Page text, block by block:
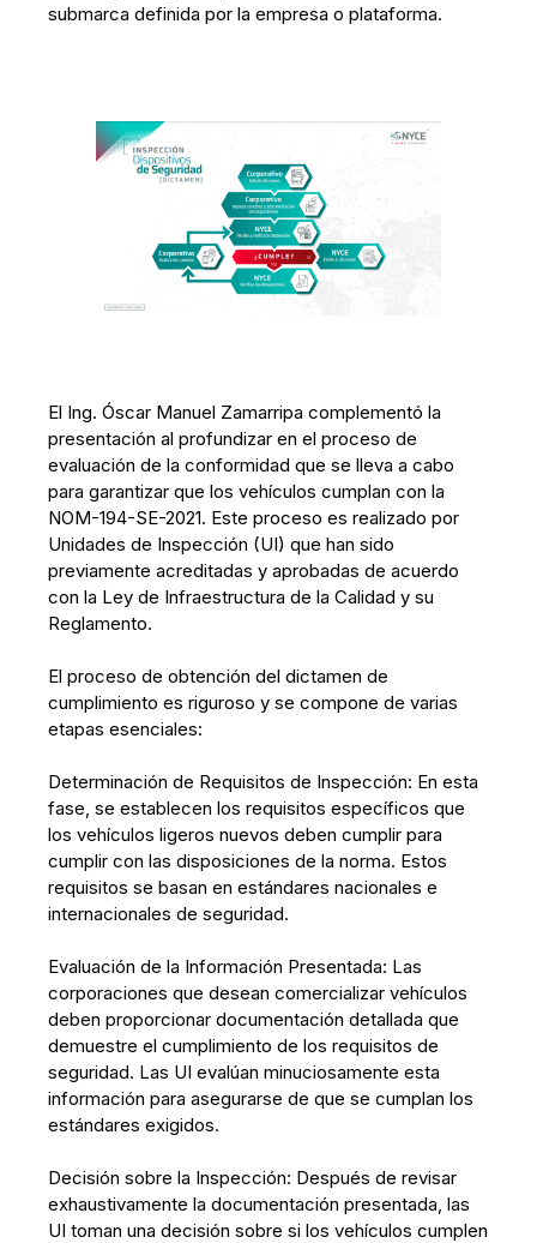
submarca definida por la empresa o plataforma.
El Ing. Óscar Manuel Zamarripa complementó la
presentación al profundizar en el proceso de
evaluación de la conformidad que se lleva a cabo
para garantizar que los vehículos cumplan con la
NOM-194-SE-2021. Este proceso es realizado por
Unidades de Inspección (UI) que han sido
previamente acreditadas y aprobadas de acuerdo
con la Ley de Infraestructura de la Calidad y su
Reglamento.
El proceso de obtención del dictamen de
cumplimiento es riguroso y se compone de varias
etapas esenciales:
Determinación de Requisitos de Inspección: En esta
fase, se establecen los requisitos específicos que
los vehículos ligeros nuevos deben cumplir para
cumplir con las disposiciones de la norma. Estos
requisitos se basan en estándares nacionales e
internacionales de seguridad.
Evaluación de la Información Presentada: Las
corporaciones que desean comercializar vehículos
deben proporcionar documentación detallada que
demuestre el cumplimiento de los requisitos de
seguridad. Las UI evalúan minuciosamente esta
información para asegurarse de que se cumplan los
estándares exigidos.
Decisión sobre la Inspección: Después de revisar
exhaustivamente la documentación presentada, las
UI toman una decisión sobre si los vehículos cumplen